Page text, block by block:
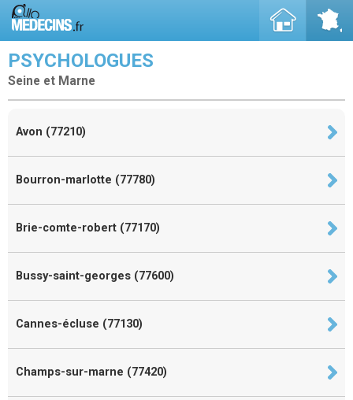
PSYCHOLOGUES
Seine et Marne
Avon (77210)
Bourron-marlotte (77780)
Brie-comte-robert (77170)
Bussy-saint-georges (77600)
Cannes-écluse (77130)
Champs-sur-marne (77420)